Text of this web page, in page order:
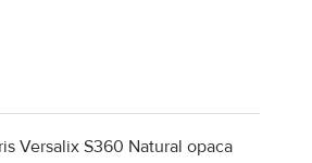
Versalix S360 Natural opaca